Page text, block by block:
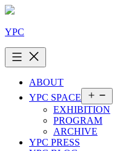
콘
츠
로
바
YPC
ABOUT
YPC SPACE
뉴
열
EXHIBITION
PROGRAM
ARCHIVE
YPC PRESS